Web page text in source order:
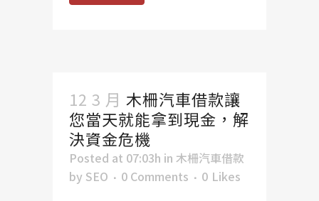
12 3 月 木柵汽車借款讓
您當天就能拿到現金，解
決資金危機
Posted at 07:03h in 木柵汽車借款
by SEO 0 Comments 0 Likes